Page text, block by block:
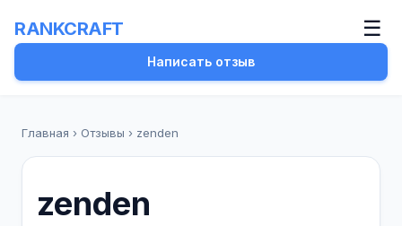
RANKCRAFT ☰
Написать отзыв
Главная › Отзывы › zenden
zenden